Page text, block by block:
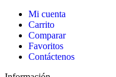
Mi cuenta
Carrito
Comparar
Favoritos
Contáctenos